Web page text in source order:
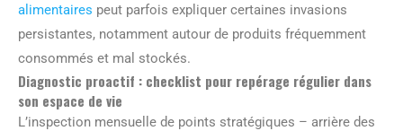
alimentaires peut parfois expliquer certaines invasions
persistantes, notamment autour de produits fréquemment
consommés et mal stockés.
Diagnostic proactif : checklist pour repérage régulier dans
son espace de vie
L’inspection mensuelle de points stratégiques – arrière des